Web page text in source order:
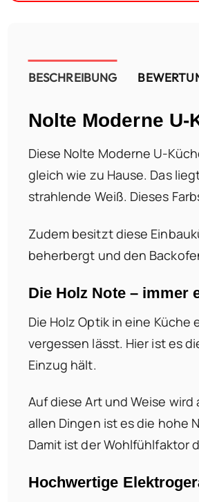
BESCHREIBUNG
Nolte Moderne U-
Diese Nolte Moderne U-
gleich wie zu Hause. Das
strahlende Weiß. Dieses
Zudem besitzt diese
beherbergt und den
Die Holz Note – immer
Die Holz Optik in eine
vergessen lässt. Hier ist es
Einzug hält.
Auf diese Art und Weise
allen Dingen ist es die hohe
Damit ist der Wohlfühlfaktor
Hochwertige